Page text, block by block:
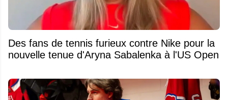
Des fans de tennis furieux contre Nike pour la
nouvelle tenue d'Aryna Sabalenka à l'US Open